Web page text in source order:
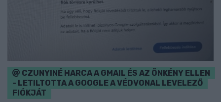
CZUNYINÉ HARCA A GMAIL ÉS AZ ÖNKÉNY ELLEN
- LETILTOTTA A GOOGLE A VÉDVONAL LEVELEZŐ
FIÓKJÁT